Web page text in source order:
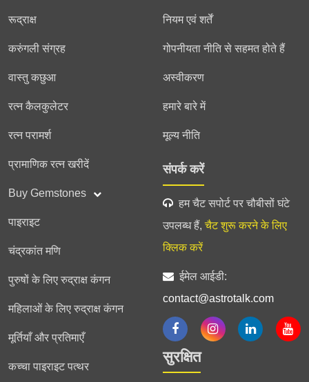
रूद्राक्ष
करुंगली संग्रह
वास्तु कछुआ
रत्न कैलकुलेटर
रत्न परामर्श
प्रामाणिक रत्न खरीदें
Buy Gemstones
पाइराइट
चंद्रकांत मणि
पुरुषों के लिए रुद्राक्ष कंगन
महिलाओं के लिए रुद्राक्ष कंगन
मूर्तियाँ और प्रतिमाएँ
कच्चा पाइराइट पत्थर
नियम एवं शर्तें
गोपनीयता नीति से सहमत होते हैं
अस्वीकरण
हमारे बारे में
मूल्य नीति
संपर्क करें
हम चैट सपोर्ट पर चौबीसों घंटे
उपलब्ध हैं, चैट शुरू करने के लिए
क्लिक करें
ईमेल आईडी:
contact@astrotalk.com
सुरक्षित